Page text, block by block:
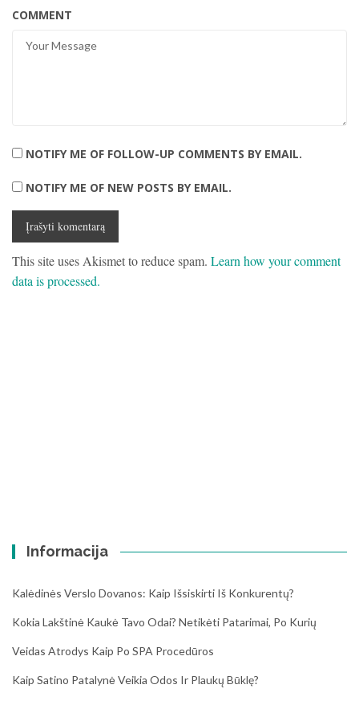
COMMENT
NOTIFY ME OF FOLLOW-UP COMMENTS BY EMAIL.
NOTIFY ME OF NEW POSTS BY EMAIL.
This site uses Akismet to reduce spam. Learn how your comment
data is processed.
Informacija
Kalėdinės Verslo Dovanos: Kaip Išsiskirti Iš Konkurentų?
Kokia Lakštinė Kaukė Tavo Odai? Netikėti Patarimai, Po Kurių
Veidas Atrodys Kaip Po SPA Procedūros
Kaip Satino Patalynė Veikia Odos Ir Plaukų Būklę?